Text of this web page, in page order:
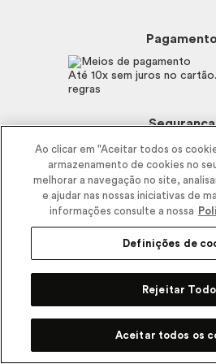
Código de defesa do consumidor
Trabalhe com a gente
Menu de Makes
Fale Conosco
E-mail
Pagamento
Até 10x sem juros no
regras
Segurança
Siga a empresa
2025 - Interbelle Comércio de
Rodovia Régis Bitencourt, Km 437,
CEP 11900-000 | CNPJ/MF 11.137.051/
Ao clicar em "Aceitar todos os
armazenamento de cookies no
melhorar a navegação no site,
e ajudar nas nossas iniciativas de
informações consulte a nossa
Definições de
Rejeitar
Aceitar todos os